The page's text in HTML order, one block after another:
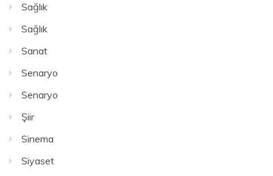
Sağlık
Sağlık
Sanat
Senaryo
Senaryo
Şiir
Sinema
Siyaset